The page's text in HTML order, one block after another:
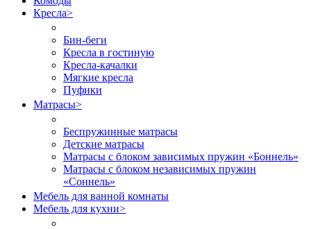
Кресла>
Бин-беги
Кресла в гостиную
Кресла-качалки
Мягкие кресла
Пуфики
Матрасы>
Беспружинные матрасы
Детские матрасы
Матрасы с блоком зависимых пружин «Боннель»
Матрасы с блоком независимых пружин
«Соннель»
Мебель для ванной комнаты
Мебель для кухни>